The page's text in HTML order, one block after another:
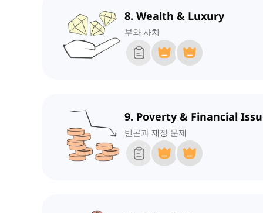
8. Wealth & Luxury
부와 사치
9. Poverty & Financial
빈곤과 재정 문제